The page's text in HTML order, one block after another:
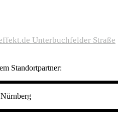
Unterbuchfelder Straße
Standortpartner: